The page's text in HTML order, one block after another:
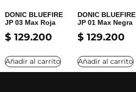
DONIC BLUEFIRE
JP 03 Max Roja
$ 129.200
Añadir al carrito
DONIC BLUEFIRE
JP 01 Max Negra
$ 129.200
Añadir al carrito